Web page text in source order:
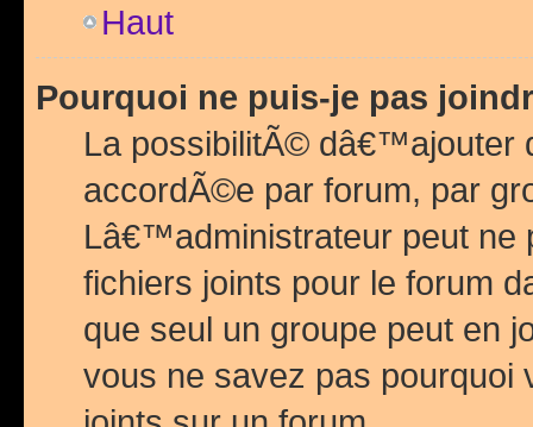
Haut
Pourquoi ne puis-je pas
La possibilitÃ© dâ€™ajouter
accordÃ©e par forum, par
Lâ€™administrateur peut
fichiers joints pour le forum
que seul un groupe peut en
vous ne savez pas pourquoi